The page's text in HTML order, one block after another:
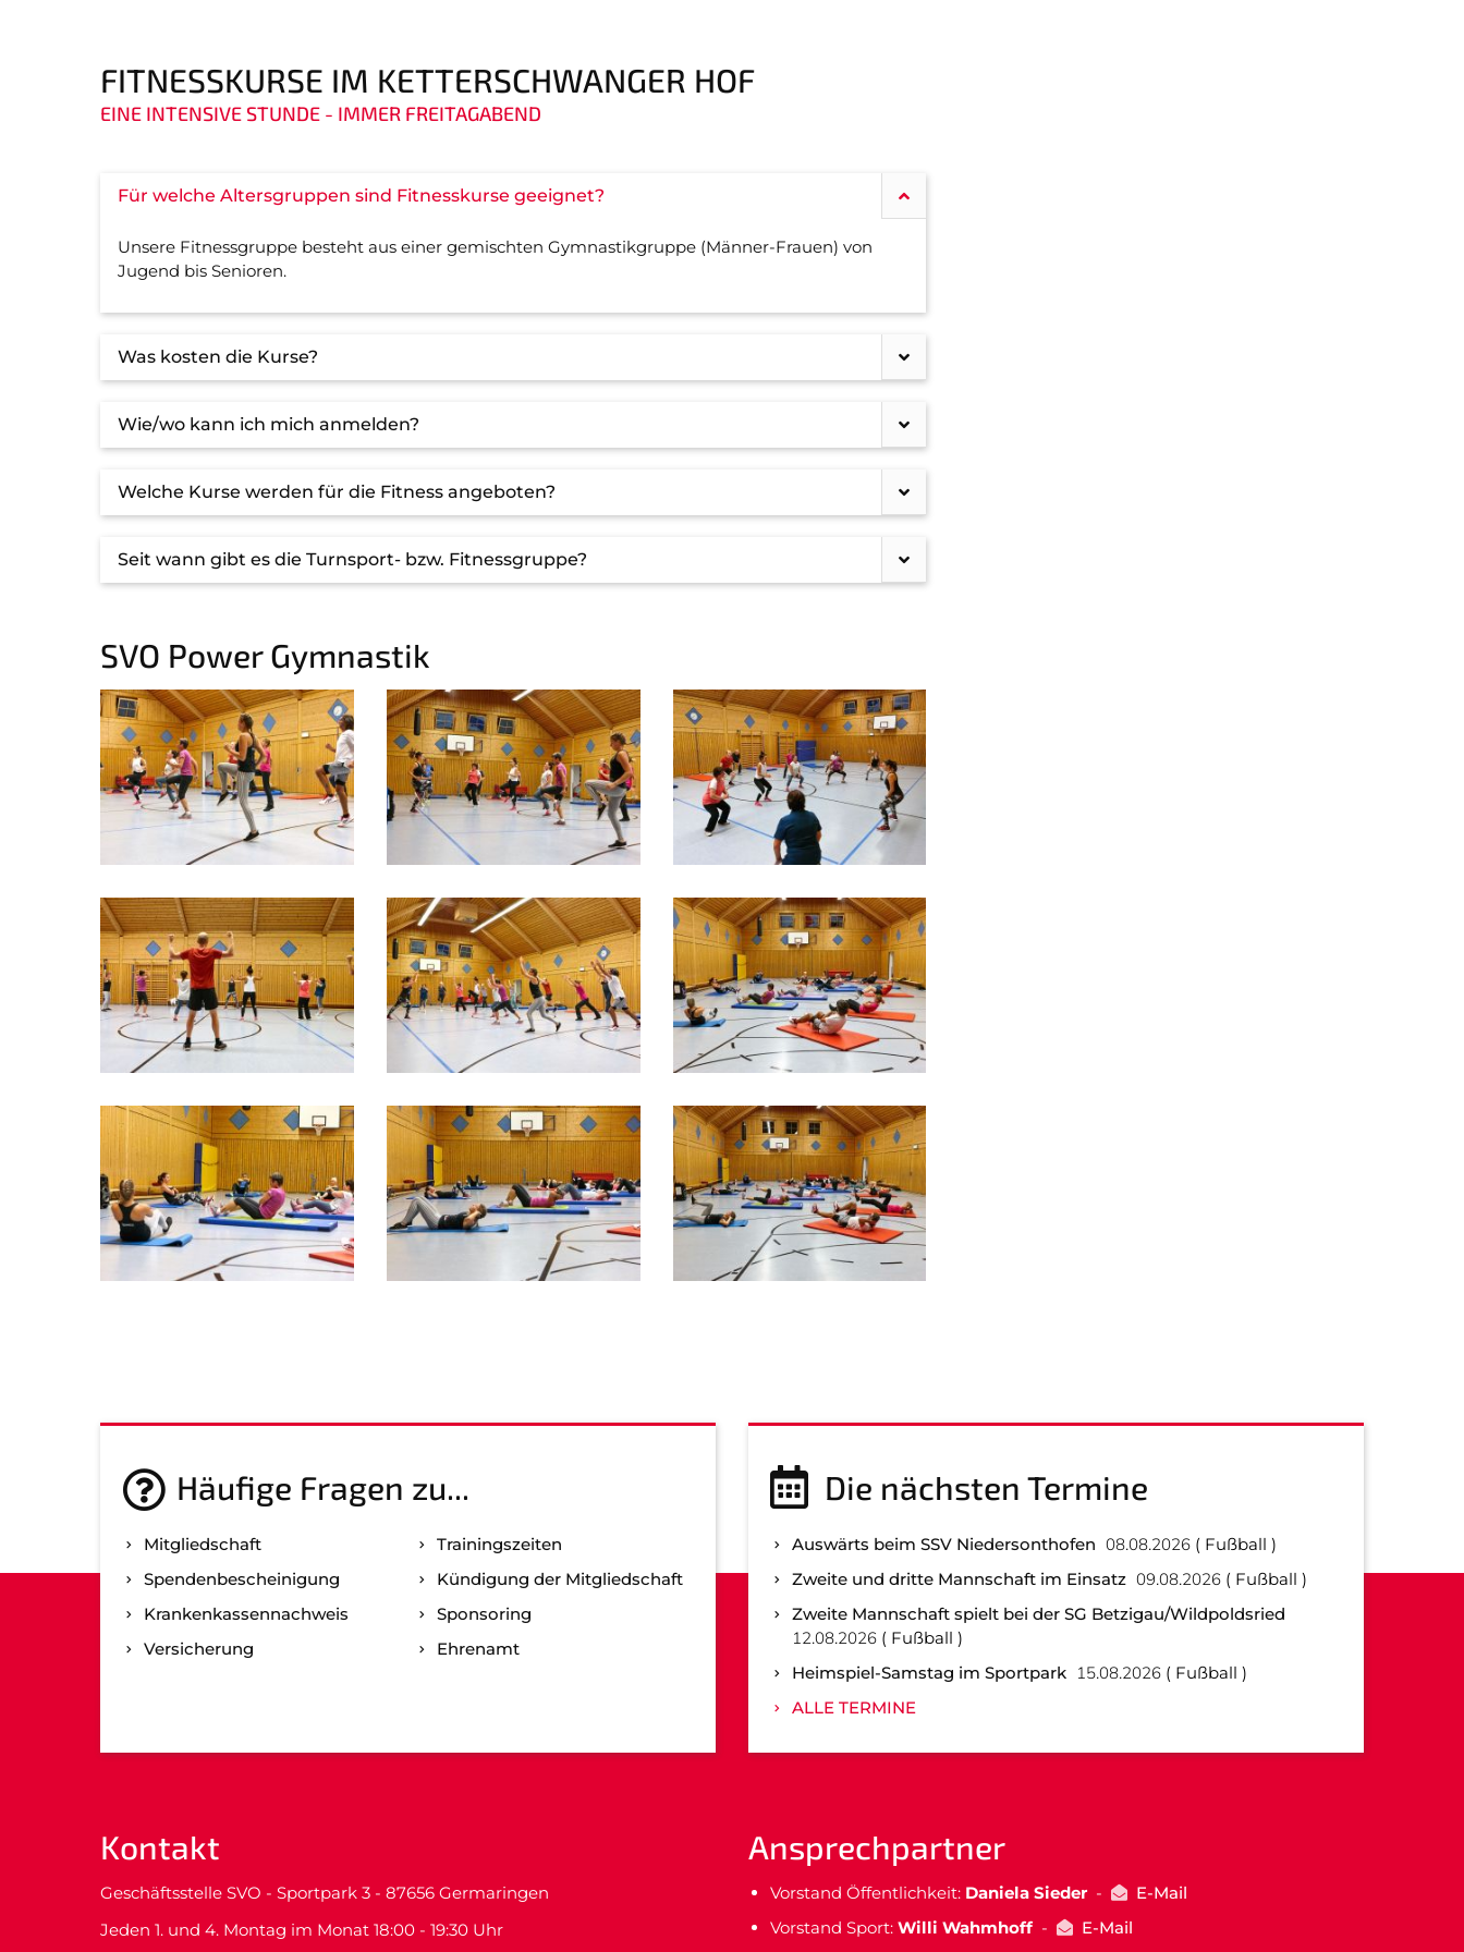
FITNESSKURSE IM KETTERSCHWANGER HOF
EINE INTENSIVE STUNDE - IMMER FREITAGABEND
Für welche Altersgruppen sind Fitnesskurse geeignet?
Unsere Fitnessgruppe besteht aus einer gemischten Gymnastikgruppe (Männer-Frauen) von
Jugend bis Senioren.
Was kosten die Kurse?
Wie/wo kann ich mich anmelden?
Welche Kurse werden für die Fitness angeboten?
Seit wann gibt es die Turnsport- bzw. Fitnessgruppe?
SVO Power Gymnastik
Häufige Fragen zu...
Mitgliedschaft
Spenden­bescheinigung
Kranken­kassen­nachweis
Versicherung
Trainingszeiten
Kündigung der Mitgliedschaft
Sponsoring
Ehrenamt
Die nächsten Termine
Auswärts beim SSV Niedersonthofen 08.08.2026
Fußball
Zweite und dritte Mannschaft im Einsatz 09.08.2026
Fußball
Zweite Mannschaft spielt bei der SG Betzigau/Wildpoldsried
12.08.2026
Fußball
Heimspiel-Samstag im Sportpark 15.08.2026
Fußball
ALLE TERMINE
Kontakt
Geschäftsstelle SVO - Sportpark 3 - 87656 Germaringen
Jeden 1. und 4. Montag im Monat 18:00 - 19:30 Uhr
Ansprechpartner
Vorstand Öffentlichkeit: Daniela Sieder-
E-Mail
Vorstand Sport: Willi Wahmhoff- E-Mail